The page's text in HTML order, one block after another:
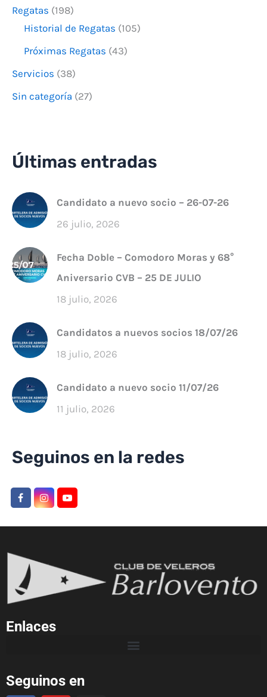
Regatas (198)
Historial de Regatas (105)
Próximas Regatas (43)
Servicios (38)
Sin categoría (27)
Últimas entradas
Candidato a nuevo socio – 26-07-26
26 julio, 2026
Fecha Doble – Comodoro Moras y 68°
Aniversario CVB – 25 DE JULIO
18 julio, 2026
Candidatos a nuevos socios 18/07/26
18 julio, 2026
Candidato a nuevo socio 11/07/26
11 julio, 2026
Seguinos en la redes
Enlaces
Seguinos en